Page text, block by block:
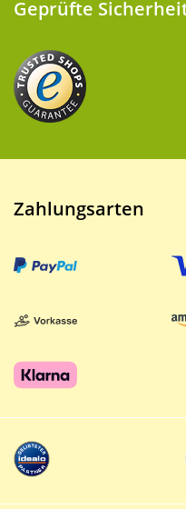
Geprüfte
Zahlungsarten